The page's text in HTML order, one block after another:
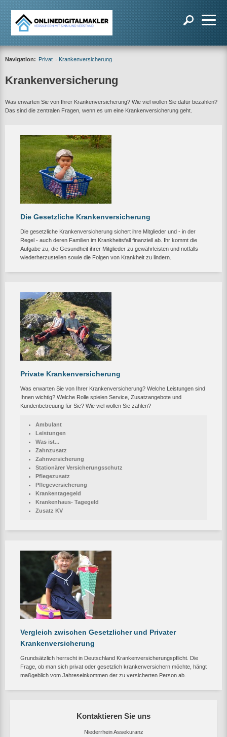
Kontaktieren Sie uns
Niederrhein Assekuranz
Navigation: Privat Krankenversicherung
Krankenversicherung
Was erwarten Sie von Ihrer Krankenversicherung? Wie viel wollen Sie dafür bezahlen?
Das sind die zentralen Fragen, wenn es um eine Krankenversicherung geht.
Die Gesetzliche Krankenversicherung
Die gesetzliche Krankenversicherung sichert ihre Mitglieder und - in der
Regel - auch deren Familien im Krankheitsfall finanziell ab. Ihr kommt die
Aufgabe zu, die Gesundheit ihrer Mitglieder zu gewährleisten und notfalls
wiederherzustellen sowie die Folgen von Krankheit zu lindern.
Private Krankenversicherung
Was erwarten Sie von Ihrer Krankenversicherung? Welche Leistungen sind
Ihnen wichtig? Welche Rolle spielen Service, Zusatzangebote und
Kundenbetreuung für Sie? Wie viel wollen Sie zahlen?
Ambulant
Leistungen
Was ist...
Zahnzusatz
Zahnversicherung
Stationärer Versicherungsschutz
Pflegezusatz
Pflegeversicherung
Krankentagegeld
Krankenhaus- Tagegeld
Zusatz KV
Vergleich zwischen Gesetzlicher und Privater
Krankenversicherung
Grundsätzlich herrscht in Deutschland Krankenversicherungspflicht. Die
Frage, ob man sich privat oder gesetzlich krankenversichern möchte, hängt
maßgeblich vom Jahreseinkommen der zu versicherten Person ab.